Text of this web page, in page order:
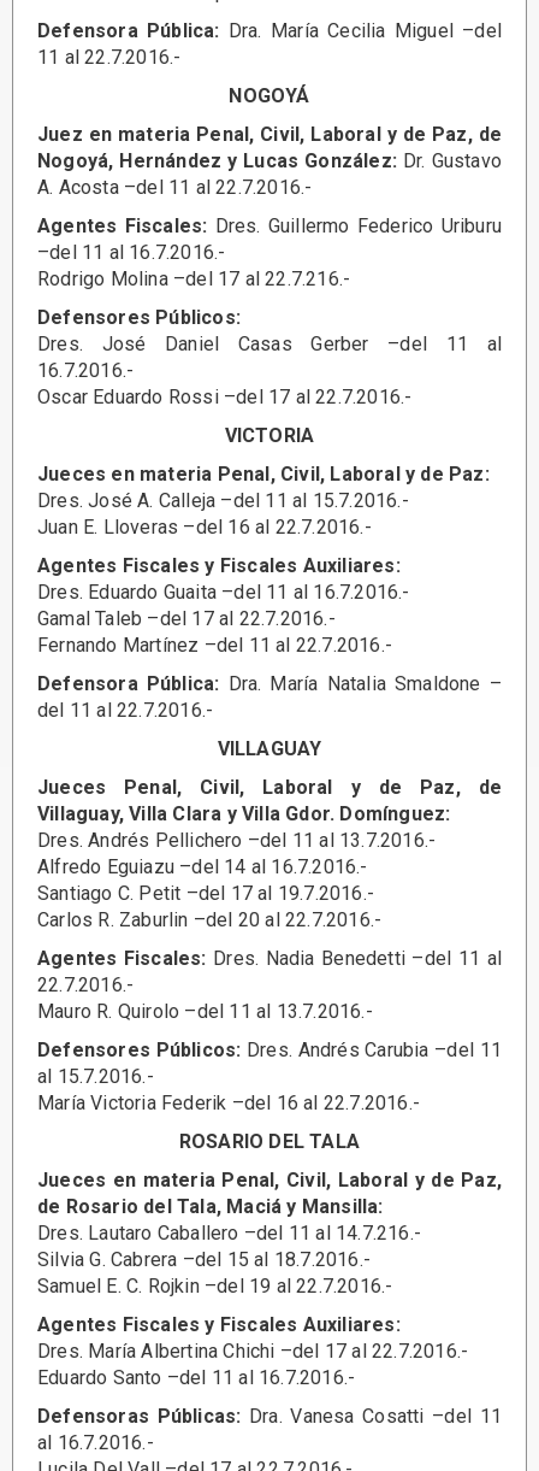
Defensora Pública: Dra. María Cecilia Miguel –del
11 al 22.7.2016.-
NOGOYÁ
Juez en materia Penal, Civil, Laboral y de Paz, de
Nogoyá, Hernández y Lucas González: Dr. Gustavo
A. Acosta –del 11 al 22.7.2016.-
Agentes Fiscales: Dres. Guillermo Federico Uriburu
–del 11 al 16.7.2016.-
Rodrigo Molina –del 17 al 22.7.216.-
Defensores Públicos:
Dres. José Daniel Casas Gerber –del 11 al
16.7.2016.-
Oscar Eduardo Rossi –del 17 al 22.7.2016.-
VICTORIA
Jueces en materia Penal, Civil, Laboral y de Paz:
Dres. José A. Calleja –del 11 al 15.7.2016.-
Juan E. Lloveras –del 16 al 22.7.2016.-
Agentes Fiscales y Fiscales Auxiliares:
Dres. Eduardo Guaita –del 11 al 16.7.2016.-
Gamal Taleb –del 17 al 22.7.2016.-
Fernando Martínez –del 11 al 22.7.2016.-
Defensora Pública: Dra. María Natalia Smaldone –
del 11 al 22.7.2016.-
VILLAGUAY
Jueces Penal, Civil, Laboral y de Paz, de
Villaguay, Villa Clara y Villa Gdor. Domínguez:
Dres. Andrés Pellichero –del 11 al 13.7.2016.-
Alfredo Eguiazu –del 14 al 16.7.2016.-
Santiago C. Petit –del 17 al 19.7.2016.-
Carlos R. Zaburlin –del 20 al 22.7.2016.-
Agentes Fiscales: Dres. Nadia Benedetti –del 11 al
22.7.2016.-
Mauro R. Quirolo –del 11 al 13.7.2016.-
Defensores Públicos: Dres. Andrés Carubia –del 11
al 15.7.2016.-
María Victoria Federik –del 16 al 22.7.2016.-
ROSARIO DEL TALA
Jueces en materia Penal, Civil, Laboral y de Paz,
de Rosario del Tala, Maciá y Mansilla:
Dres. Lautaro Caballero –del 11 al 14.7.216.-
Silvia G. Cabrera –del 15 al 18.7.2016.-
Samuel E. C. Rojkin –del 19 al 22.7.2016.-
Agentes Fiscales y Fiscales Auxiliares:
Dres. María Albertina Chichi –del 17 al 22.7.2016.-
Eduardo Santo –del 11 al 16.7.2016.-
Defensoras Públicas: Dra. Vanesa Cosatti –del 11
al 16.7.2016.-